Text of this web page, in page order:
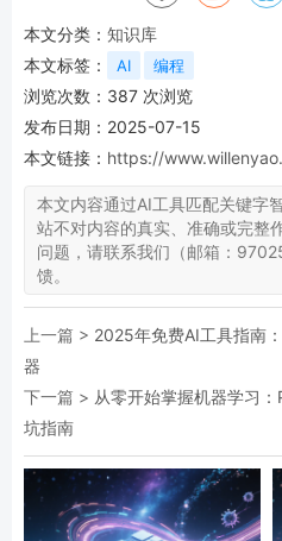
本文分类： 知识库
本文标签：
AI 编程
浏览次数： 387 次浏览
发布日期：2025-07-15
本文链接： https://
本文内容通过AI工具匹配关键字
站不对内容的真实、准确或完整
问题，请联系我们（邮箱：
馈。
上一篇 > 2025年免费AI工具指南
器
下一篇 > 从零开始掌握机器学习
坑指南